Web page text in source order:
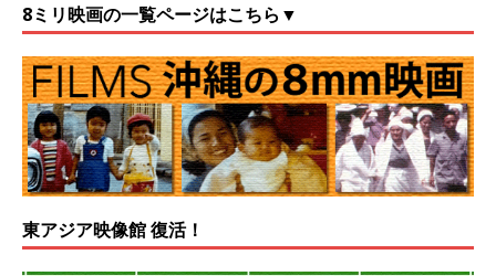
8ミリ映画の一覧ページはこちら▼
東アジア映像館 復活！